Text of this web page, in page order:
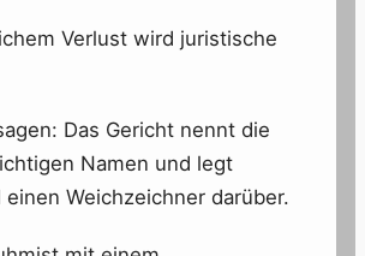
Verlust wird juristische
Das Gericht nennt die
Namen und legt
einen Weichzeichner darüber.